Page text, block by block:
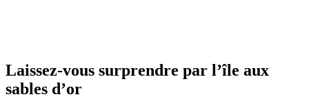
Laissez-vous surprendre par l’île aux
sables d’or